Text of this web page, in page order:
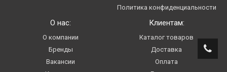
О нас:
О компании
Бренды
Вакансии
Клиентам:
Каталог товаров
Доставка
Оплата
Политика конфиденциальности